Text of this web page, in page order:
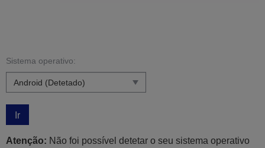
Sistema operativo:
Ir
Atenção: Não foi possível detetar o seu sistema operativo